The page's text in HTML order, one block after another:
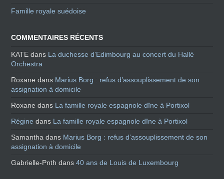
Famille royale suédoise
COMMENTAIRES RÉCENTS
KATE dans La duchesse d’Edimbourg au concert du Hallé
Orchestra
Roxane dans Marius Borg : refus d’assouplissement de son
assignation à domicile
Roxane dans La famille royale espagnole dîne à Portixol
Régine dans La famille royale espagnole dîne à Portixol
Samantha dans Marius Borg : refus d’assouplissement de son
assignation à domicile
Gabrielle-Pnth dans40 ans de Louis de Luxembourg